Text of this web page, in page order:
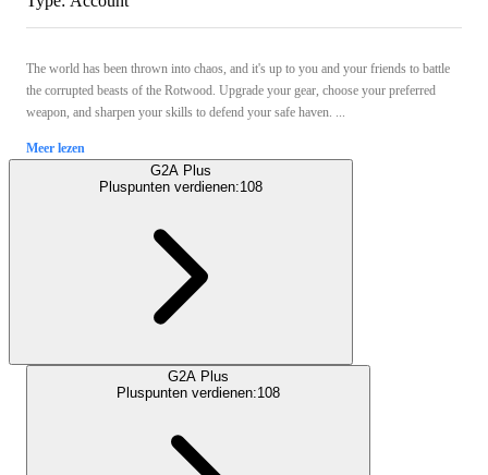
The world has been thrown into chaos, and it's up to you and your friends to battle
the corrupted beasts of the Rotwood. Upgrade your gear, choose your preferred
weapon, and sharpen your skills to defend your safe haven. ...
Meer lezen
G2A Plus
Pluspunten verdienen:108
G2A Plus
Pluspunten verdienen:108